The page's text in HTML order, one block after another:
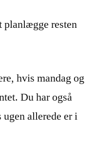
planlægge resten
hvis mandag og
Du har også
allerede er i